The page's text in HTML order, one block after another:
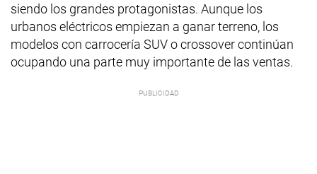
siendo los grandes protagonistas. Aunque los
urbanos eléctricos empiezan a ganar terreno, los
modelos con carrocería SUV o crossover continúan
ocupando una parte muy importante de las ventas.